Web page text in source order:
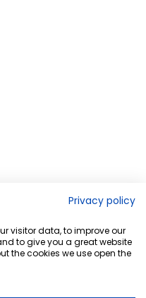
Privacy policy
visitor data, to improve our
to give you a great website
the cookies we use open the